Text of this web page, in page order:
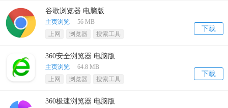
谷歌浏览器 电脑版
下载
主页浏览56 MB
上网
浏览器 搜索工具
360安全浏览器 电脑版
下载
主页浏览64.8 MB
上网
浏览器 搜索工具
360极速浏览器 电脑版